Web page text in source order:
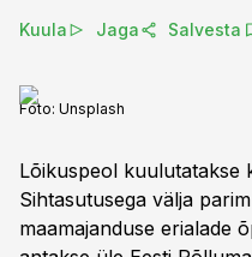
Kuula Jaga Salvesta
Foto: Unsplash
Lõikuspeol kuulutatakse
Sihtasutusega välja
maamajanduse erialade